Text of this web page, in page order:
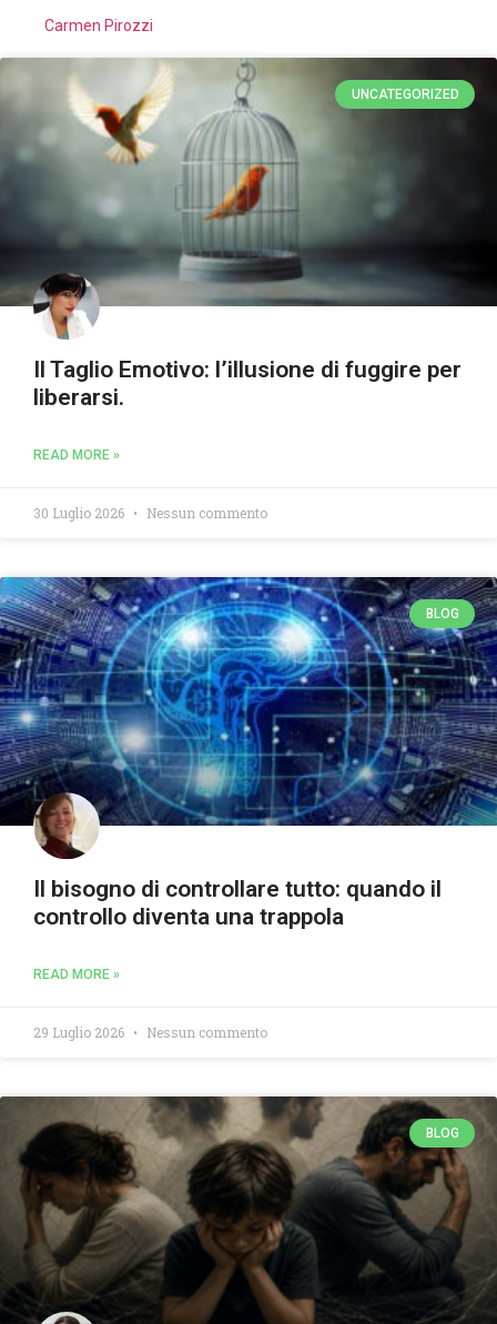
Carmen Pirozzi
UNCATEGORIZED
Il Taglio Emotivo: l’illusione di fuggire per
liberarsi.
READ MORE »
30 Luglio 2026 Nessun commento
BLOG
Il bisogno di controllare tutto: quando il
controllo diventa una trappola
READ MORE »
29 Luglio 2026 Nessun commento
BLOG